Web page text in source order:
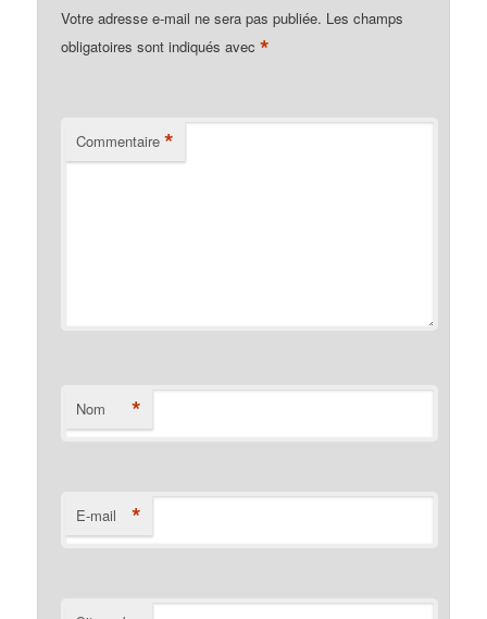
Votre adresse e-mail ne sera pas publiée. Les champs
obligatoires sont indiqués avec*
Commentaire *
Nom *
E-mail *